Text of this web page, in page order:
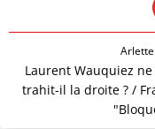
Laurent Wauquiez
trahit-il la droite ? /